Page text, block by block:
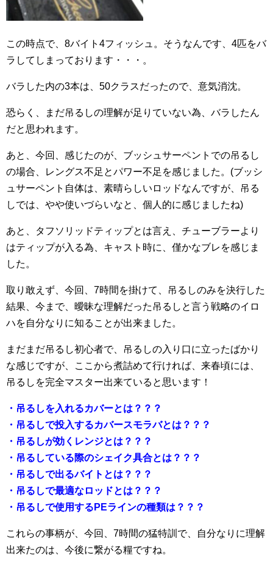
この時点で、8バイト4フィッシュ。そうなんです、4匹をバ
ラしてしまっております・・・。
バラした内の3本は、50クラスだったので、意気消沈。
恐らく、まだ吊るしの理解が足りていない為、バラしたん
だと思われます。
あと、今回、感じたのが、ブッシュサーペントでの吊るし
の場合、レングス不足とパワー不足を感じました。(ブッシ
ュサーペント自体は、素晴らしいロッドなんですが、吊る
しでは、やや使いづらいなと、個人的に感じましたね)
あと、タフソリッドティップとは言え、チューブラーより
はティップが入る為、キャスト時に、僅かなブレを感じま
した。
取り敢えず、今回、7時間を掛けて、吊るしのみを決行した
結果、今まで、曖昧な理解だった吊るしと言う戦略のイロ
ハを自分なりに知ることが出来ました。
まだまだ吊るし初心者で、吊るしの入り口に立ったばかり
な感じですが、ここから煮詰めて行ければ、来春頃には、
吊るしを完全マスター出来ていると思います！
・吊るしを入れるカバーとは？？？
・吊るしで投入するカバースモラバとは？？？
・吊るしが効くレンジとは？？？
・吊るしている際のシェイク具合とは？？？
・吊るしで出るバイトとは？？？
・吊るしで最適なロッドとは？？？
・吊るしで使用するPEラインの種類は？？？
これらの事柄が、今回、7時間の猛特訓で、自分なりに理解
出来たのは、今後に繋がる糧ですね。